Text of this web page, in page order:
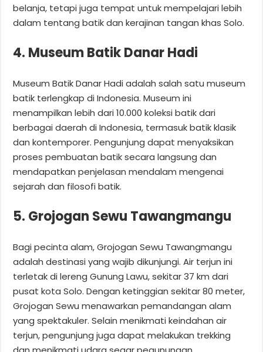
belanja, tetapi juga tempat untuk mempelajari lebih
dalam tentang batik dan kerajinan tangan khas Solo.
4. Museum Batik Danar Hadi
Museum Batik Danar Hadi adalah salah satu museum
batik terlengkap di Indonesia. Museum ini
menampilkan lebih dari 10.000 koleksi batik dari
berbagai daerah di Indonesia, termasuk batik klasik
dan kontemporer. Pengunjung dapat menyaksikan
proses pembuatan batik secara langsung dan
mendapatkan penjelasan mendalam mengenai
sejarah dan filosofi batik.
5. Grojogan Sewu Tawangmangu
Bagi pecinta alam, Grojogan Sewu Tawangmangu
adalah destinasi yang wajib dikunjungi. Air terjun ini
terletak di lereng Gunung Lawu, sekitar 37 km dari
pusat kota Solo. Dengan ketinggian sekitar 80 meter,
Grojogan Sewu menawarkan pemandangan alam
yang spektakuler. Selain menikmati keindahan air
terjun, pengunjung juga dapat melakukan trekking